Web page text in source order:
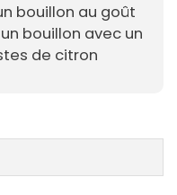
bouillon au goût
bouillon avec un
de citron